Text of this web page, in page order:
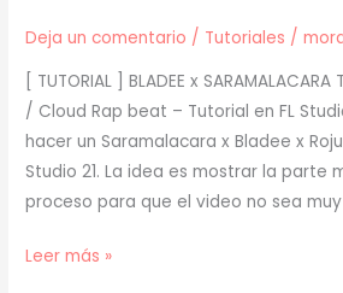
Deja un comentario / Tutoriales /
[ TUTORIAL ] BLADEE x
/ Cloud Rap beat – Tutorial en FL
hacer un Saramalacara x Bladee x
Studio 21. La idea es mostrar la parte
proceso para que el video no sea
[
Leer más »